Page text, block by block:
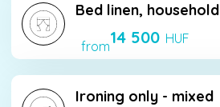
Bed linen, household
from14 500 HUF
Ironing only - mixed